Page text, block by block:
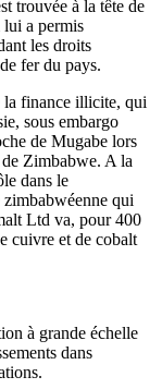
trouvée à la tête de
lui a permis
les droits
fer du pays.
la finance illicite, qui
sous embargo
de Mugabe lors
Zimbabwe. A la
dans le
zimbabwéenne qui
Ltd va, pour 400
cuivre et de cobalt
à grande échelle
dans